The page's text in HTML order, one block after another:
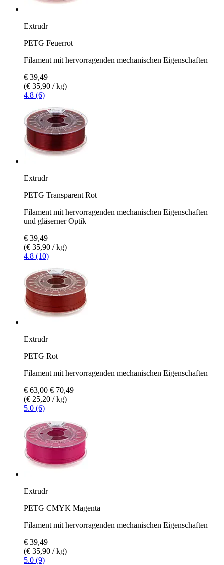
Extrudr
PETG Feuerrot
Filament mit hervorragenden mechanischen Eigenschaften
€ 39,49
(€ 35,90 / kg)
4.8 (6)
Extrudr
PETG Transparent Rot
Filament mit hervorragenden mechanischen Eigenschaften
und gläserner Optik
€ 39,49
(€ 35,90 / kg)
4.8 (10)
Extrudr
PETG Rot
Filament mit hervorragenden mechanischen Eigenschaften
€ 63,00 € 70,49
(€ 25,20 / kg)
5.0 (6)
Extrudr
PETG CMYK Magenta
Filament mit hervorragenden mechanischen Eigenschaften
€ 39,49
(€ 35,90 / kg)
5.0 (9)